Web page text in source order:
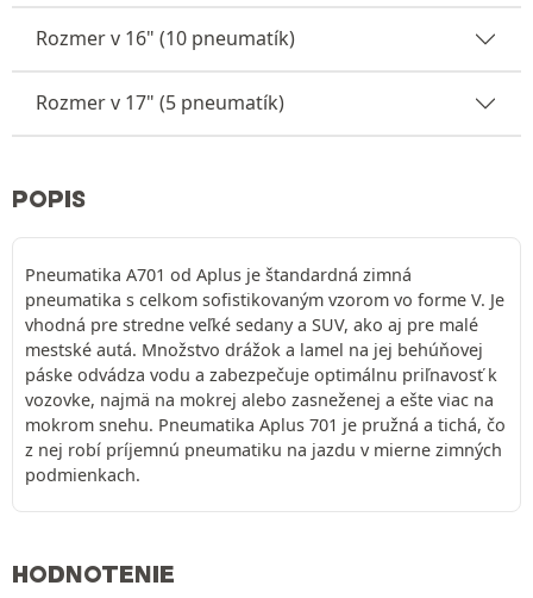
Rozmer v 16" (10 pneumatík)
Rozmer v 17" (5 pneumatík)
POPIS
Pneumatika A701 od Aplus je štandardná zimná
pneumatika s celkom sofistikovaným vzorom vo forme V. Je
vhodná pre stredne veľké sedany a SUV, ako aj pre malé
mestské autá. Množstvo drážok a lamel na jej behúňovej
páske odvádza vodu a zabezpečuje optimálnu priľnavosť k
vozovke, najmä na mokrej alebo zasneženej a ešte viac na
mokrom snehu. Pneumatika Aplus 701 je pružná a tichá, čo
z nej robí príjemnú pneumatiku na jazdu v mierne zimných
podmienkach.
HODNOTENIE